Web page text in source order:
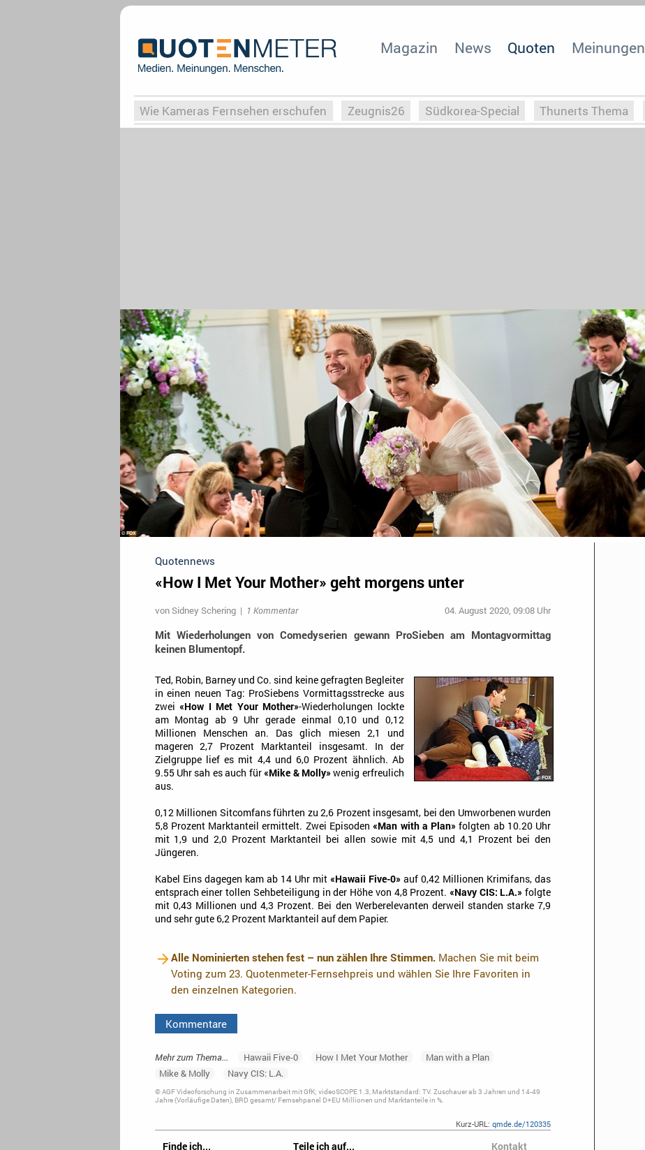
Magazin News Quoten Meinungen
Wie Kameras Fernsehen erschufen Zeugnis26 Südkorea-Special Thunerts Thema
Quotennews
«How I Met Your Mother» geht morgens unter
vonSidney Schering| 1 Kommentar 04. August 2020, 09:08 Uhr
Mit Wiederholungen von Comedyserien gewann ProSieben am Montagvormittag
keinen Blumentopf.
Ted, Robin, Barney und Co. sind keine gefragten Begleiter
in einen neuen Tag: ProSiebens Vormittagsstrecke aus
zwei«How I Met Your Mother»-Wiederholungen lockte
am Montag ab 9 Uhr gerade einmal 0,10 und 0,12
Millionen Menschen an. Das glich miesen 2,1 und
mageren 2,7 Prozent Marktanteil insgesamt. In der
Zielgruppe lief es mit 4,4 und 6,0 Prozent ähnlich. Ab
9.55 Uhr sah es auch für«Mike & Molly» wenig erfreulich
aus.
0,12 Millionen Sitcomfans führten zu 2,6 Prozent insgesamt, bei den Umworbenen wurden
5,8 Prozent Marktanteil ermittelt. Zwei Episoden«Man with a Plan» folgten ab 10.20 Uhr
mit 1,9 und 2,0 Prozent Marktanteil bei allen sowie mit 4,5 und 4,1 Prozent bei den
Jüngeren.
Kabel Eins dagegen kam ab 14 Uhr mit «Hawaii Five-0» auf 0,42 Millionen Krimifans, das
entsprach einer tollen Sehbeteiligung in der Höhe von 4,8 Prozent. «Navy CIS: L.A.» folgte
mit 0,43 Millionen und 4,3 Prozent. Bei den Werberelevanten derweil standen starke 7,9
und sehr gute 6,2 Prozent Marktanteil auf dem Papier.
Alle Nominierten stehen fest – nun zählen Ihre Stimmen.Machen Sie mit beim
Voting zum 23. Quotenmeter-Fernsehpreis und wählen Sie Ihre Favoriten in
den einzelnen Kategorien.
Kommentare
Mehr zum Thema... Hawaii Five-0 How I Met Your Mother
Man with a Plan
Mike & Molly
Navy CIS: L.A.
© AGF Videoforschung in Zusammenarbeit mit GfK; videoSCOPE 1.3, Marktstandard: TV. Zuschauer ab 3 Jahren und 14-49
Jahre (Vorläufige Daten), BRD gesamt/ Fernsehpanel D+EU Millionen und Marktanteile in %.
Kurz-URL:qmde.de/120335
Finde ich... Teile ich auf... Kontakt